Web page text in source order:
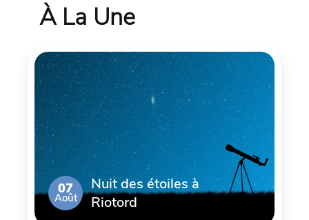
À La Une
07
Août
Nuit des étoiles à
Riotord